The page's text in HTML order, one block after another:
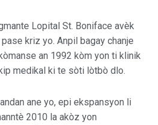
Lopital St. Boniface avèk
kriz yo. Anpil bagay chanje
an 1992 kòm yon ti klinik
medikal ki te sòti lòtbò dlo.
ane yo, epi ekspansyon li
2010 la akòz yon